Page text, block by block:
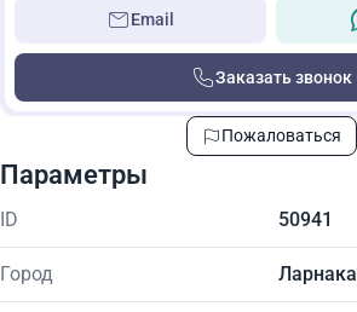
Email
Заказать звонок
Пожаловаться
Параметры
ID 50941
Город Ларнака